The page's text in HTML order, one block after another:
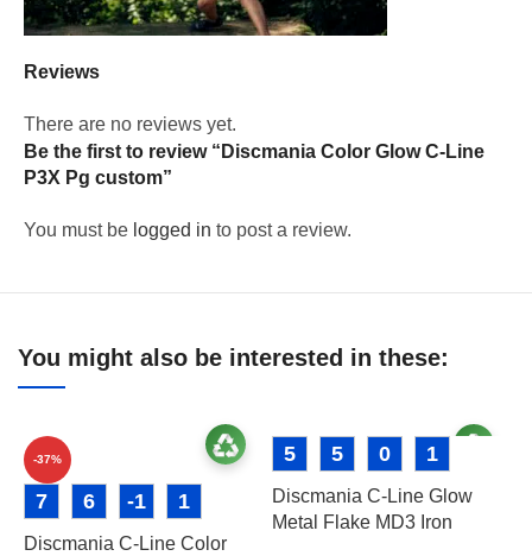
Reviews
There are no reviews yet.
Be the first to review “Discmania Color Glow C-Line
P3X Pg custom”
You must be logged in to post a review.
You might also be interested in these:
-37%
7 6 -1 1
Discmania C-Line Color
5 5 0 1
Discmania C-Line Glow
Metal Flake MD3 Iron